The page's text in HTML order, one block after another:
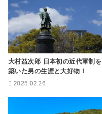
大村益次郎 日本初の近代軍制を
築いた男の生涯と大好物！
2025.02.26